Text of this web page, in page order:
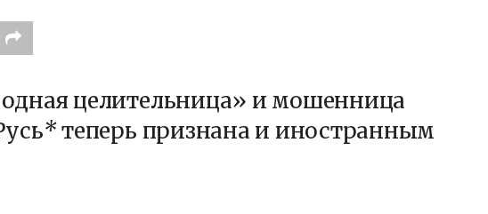
целительница» и мошенница
*теперь признана и иностранным